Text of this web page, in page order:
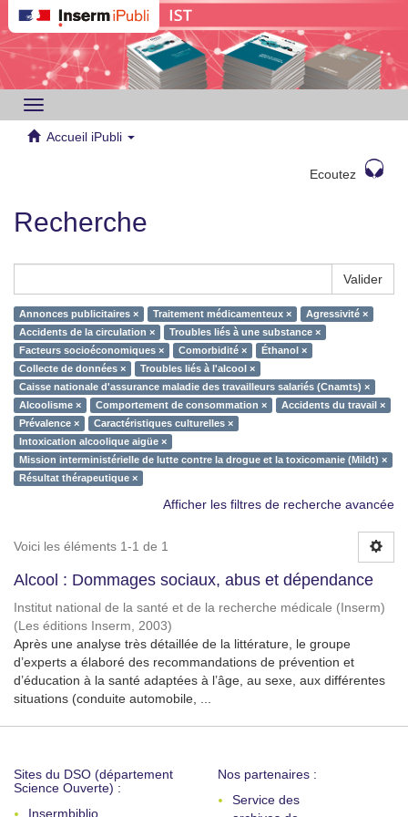
Toggle
navigation
Accueil iPubli
Ecoutez
Recherche
Valider
Annonces publicitaires × Traitement médicamenteux ×
Agressivité ×
Accidents de la circulation ×
Troubles liés à une substance ×
Facteurs socioéconomiques ×
Comorbidité ×
Éthanol ×
Collecte de données ×
Troubles liés à l'alcool ×
Caisse nationale d'assurance maladie des travailleurs salariés (Cnamts) ×
Alcoolisme ×
Comportement de consommation ×
Accidents du travail ×
Prévalence ×
Caractéristiques culturelles ×
Intoxication alcoolique aigüe ×
Mission interministérielle de lutte contre la drogue et la toxicomanie (Mildt) ×
Résultat thérapeutique ×
Afficher les filtres de recherche avancée
Voici les éléments 1-1 de 1
Alcool : Dommages sociaux, abus et dépendance
Institut national de la santé et de la recherche médicale (Inserm)
(Les éditions Inserm, 2003)
Après une analyse très détaillée de la littérature, le groupe
d’experts a élaboré des recommandations de prévention et
d’éducation à la santé adaptées à l’âge, au sexe, aux différentes
situations (conduite automobile, ...
Sites du DSO (département
Science Ouverte) :
Insermbiblio
Nos partenaires :
Service des